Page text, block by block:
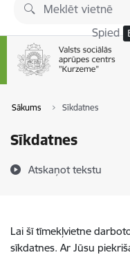
Pāriet uz lapas saturu
Spied
Sākums Sīkdatnes
Sīkdatnes
Atskaņot tekstu
Lai šī tīmekļvietne
sīkdatnes. Ar Jūsu